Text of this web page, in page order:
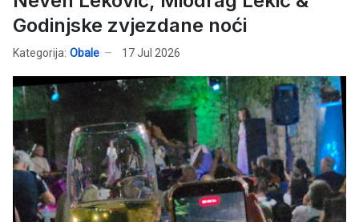
Godinjske zvjezdane noći
Kategorija: Obale 17 Jul 2026